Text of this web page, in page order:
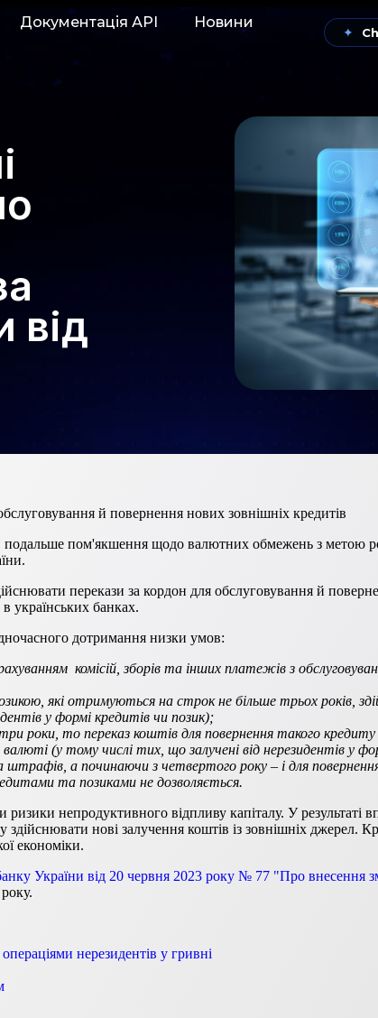
Документація АРІ Новини
✦
від
й повернення нових зовнішніх кредитів
подальше пом'якшення щодо валютних обмежень з метою
перекази за кордон для обслуговування й
українських банках.
дотримання низки умов:
комісій, зборів та інших платежів з
які отримуються на строк не більше трьох років,
у формі кредитів чи позик);
роки, то переказ коштів для повернення такого
(у тому числі тих, що залучені від нерезидентів у
штрафів, а починаючи з четвертого року – і для
та позиками не дозволяється.
непродуктивного відпливу капіталу. У результаті
здійснювати нові залучення коштів із зовнішніх
економіки.
України від 20 червня 2023 року № 77 "Про внесення
нерезидентів у гривні